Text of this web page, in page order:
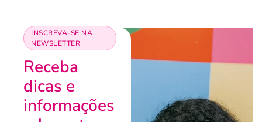
INSCREVA-SE NA
NEWSLETTER
Receba
dicas e
informações